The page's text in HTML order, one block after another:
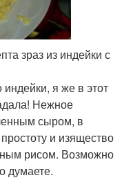
зраз из индейки с
я же в этот
Нежное
сыром, в
и изящество
рисом. Возможно
думаете.